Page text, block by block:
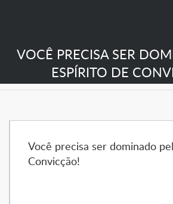
VOCÊ PRECISA SER
ESPÍRITO DE
Você precisa ser dominado
Convicção!